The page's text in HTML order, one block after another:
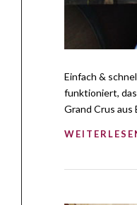
Einfach &
funktioniert,
Grand Crus